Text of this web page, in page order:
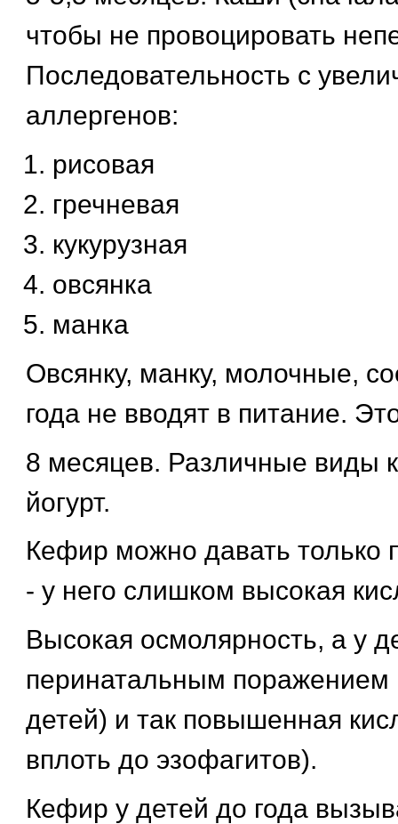
чтобы не провоцировать
Последовательность с
аллергенов:
рисовая
гречневая
кукурузная
овсянка
манка
Овсянку, манку, молочные,
года не вводят в питание.
8 месяцев. Различные виды
йогурт.
Кефир можно давать только
- у него слишком высокая
Высокая осмолярность, а у
перинатальным
детей) и так повышенная
вплоть до эзофагитов).
Кефир у детей до года